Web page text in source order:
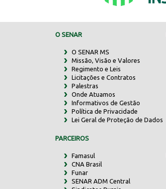
O SENAR
O SENAR MS
Missão, Visão e Valores
Regimento e Leis
Licitações e Contratos
Palestras
Onde Atuamos
Informativos de Gestão
Política de Privacidade
Lei Geral de Proteção de Dados
PARCEIROS
Famasul
CNA Brasil
Funar
SENAR ADM Central